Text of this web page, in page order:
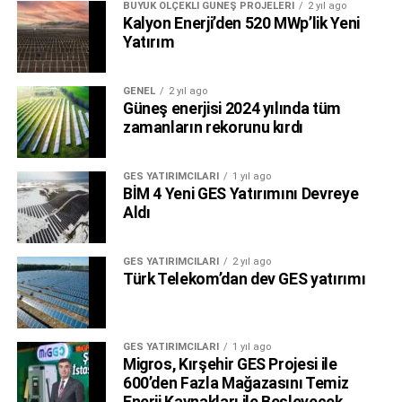
“Yerel istihdama ve ülkemizin enerji bağımsızlığına
önemli bir katkı”
Türk Telekom CEO’su Ümit Önal
yaşanabilir bir dünya bırakma hedefiyle sürdürülebilirlik
ilkelerini iş stratejilerimizin merkezine alıyor, iklim kriziyle
mücadele ve enerji verimliliği alanlarında öncü adımlar
atıyoruz. Karbon ayak izini azaltmak, iklim riski yönetimine
katkı sağlamak ve finansal değer yaratmak amacıyla
yenilenebilir enerji yatırımlarımızı sürdürüyoruz. Yeni nesil
çevreci iletişim teknolojilerini ülkemize kazandırıyor; güneş
enerjisi gibi yenilenebilir kaynaklara yönelerek yeşil
BÜYÜK ÖLÇEKLI GÜNEŞ PROJELERI 2 yıl ago
Kalyon Enerji’den 520 MWp’lik Yeni
Yatırım
GENEL 2 yıl ago
Güneş enerjisi 2024 yılında tüm
zamanların rekorunu kırdı
GES YATIRIMCILARI 1 yıl ago
BİM 4 Yeni GES Yatırımını Devreye
Aldı
GES YATIRIMCILARI 2 yıl ago
Türk Telekom’dan dev GES yatırımı
GES YATIRIMCILARI 1 yıl ago
Migros, Kırşehir GES Projesi ile
600’den Fazla Mağazasını Temiz